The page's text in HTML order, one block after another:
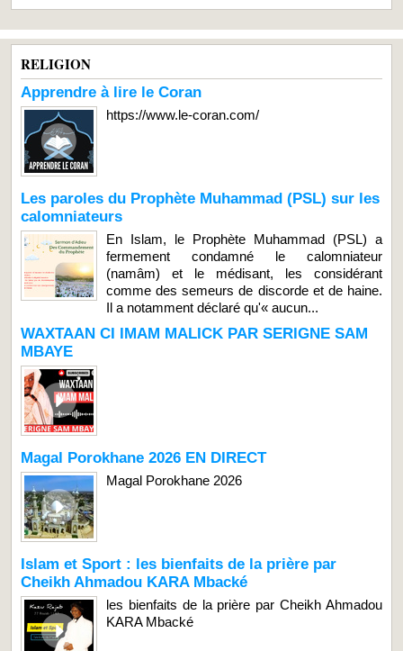
RELIGION
Apprendre à lire le Coran
https://www.le-coran.com/
Les paroles du Prophète Muhammad (PSL) sur les
calomniateurs
En Islam, le Prophète Muhammad (PSL) a
fermement condamné le calomniateur
(namâm) et le médisant, les considérant
comme des semeurs de discorde et de haine.
Il a notamment déclaré qu'« aucun...
WAXTAAN CI IMAM MALICK PAR SERIGNE SAM
MBAYE
Magal Porokhane 2026 EN DIRECT
Magal Porokhane 2026
Islam et Sport : les bienfaits de la prière par
Cheikh Ahmadou KARA Mbacké
les bienfaits de la prière par Cheikh Ahmadou
KARA Mbacké